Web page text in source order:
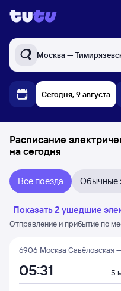
Москва —
Сегодня, 9 августа
Расписание
на сегодня
Все поезда Обычные
Показать 2 ушедшие
Отправление и прибытие по
6906 Москва Савёловская
05:31 5